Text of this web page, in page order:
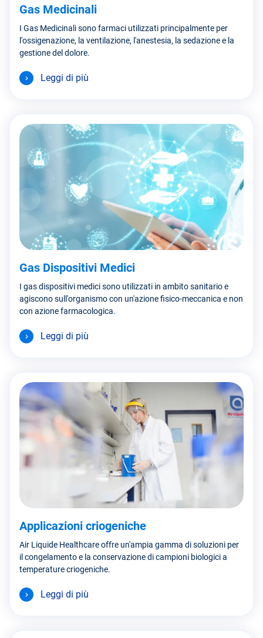
Gas Medicinali
I Gas Medicinali sono farmaci utilizzati principalmente per
l'ossigenazione, la ventilazione, l'anestesia, la sedazione e la
gestione del dolore.
Leggi di più
Gas Dispositivi Medici
I gas dispositivi medici sono utilizzati in ambito sanitario e
agiscono sull'organismo con un'azione fisico-meccanica e non
con azione farmacologica.
Leggi di più
Applicazioni criogeniche
Air Liquide Healthcare offre un'ampia gamma di soluzioni per
il congelamento e la conservazione di campioni biologici a
temperature criogeniche.
Leggi di più